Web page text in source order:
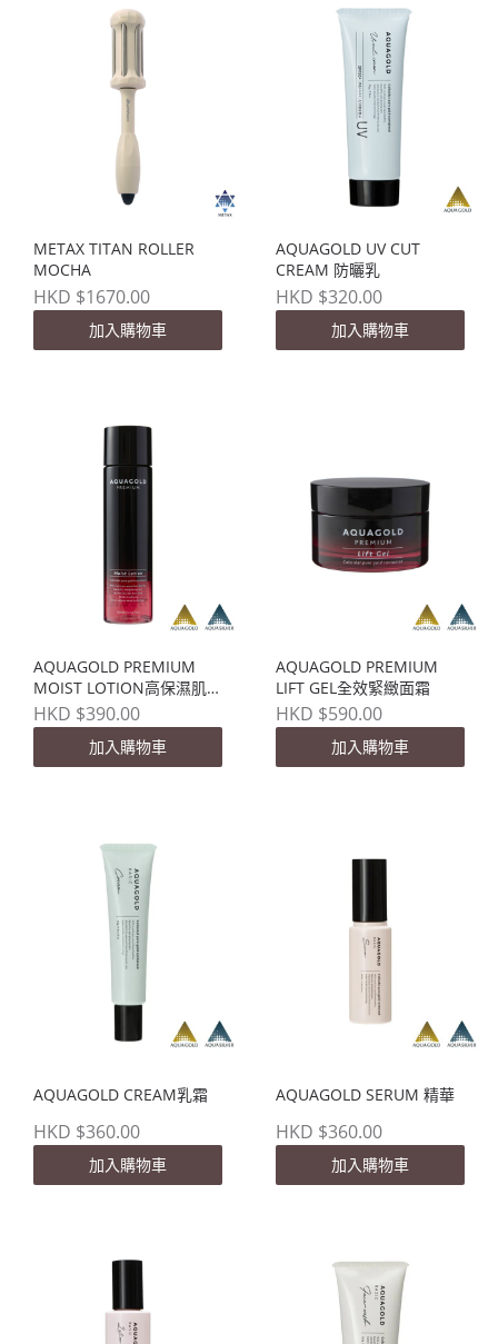
METAX TITAN ROLLER
MOCHA
HKD $1670.00
加入購物車
AQUAGOLD UV CUT
CREAM 防曬乳
HKD $320.00
加入購物車
AQUAGOLD PREMIUM
MOIST LOTION高保濕肌底
液
HKD $390.00
加入購物車
AQUAGOLD PREMIUM
LIFT GEL全效緊緻面霜
HKD $590.00
加入購物車
AQUAGOLD CREAM乳霜
HKD $360.00
加入購物車
AQUAGOLD SERUM 精華
HKD $360.00
加入購物車